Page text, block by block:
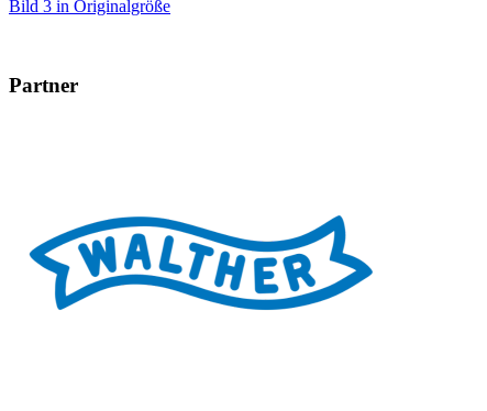
Bild 3 in Originalgröße
Partner